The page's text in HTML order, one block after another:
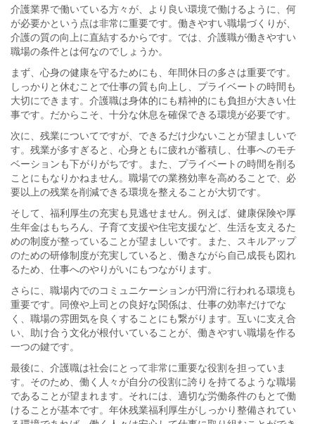
介護業界で働いている方々が、より良い環境で働けるように、何
が必要かという点は非常に重要です。働きやすい職場づくりが、
介護の質の向上に直結するからです。では、介護職が働きやすい
職場の条件とは何なのでしょうか。
まず、心身の健康を守るためにも、年間休日の多さは重要です。
しっかりと休むことで仕事の質も向上し、プライベートの時間も
大切にできます。介護職は身体的にも精神的にも負担が大きい仕
事です。だからこそ、十分な休息を確保できる環境が必要です。
次に、残業についてですが、できるだけ少ないことが望ましいで
す。残業が多すぎると、心身ともに疲れが蓄積し、仕事へのモチ
ベーションも下がりがちです。また、プライベートの時間を削る
ことにもなりかねません。職場での業務効率を高めることで、必
要以上の残業を削減できる環境を整えることが大切です。
そして、福利厚生の充実も見逃せません。例えば、健康保険や厚
生年金はもちろん、子育て支援や住宅支援など、生活を支えるた
めの制度が整っていることが望ましいです。また、スキルアップ
のための研修制度が充実していると、働きながら自己成長も図れ
るため、仕事へのやりがいにもつながります。
さらに、職場内でのコミュニケーションが円滑に行われる環境も
重要です。同僚や上司との良好な関係は、仕事の効率だけでな
く、職場の雰囲気を良くすることにも繋がります。互いに支え合
い、助け合う文化が根付いていることが、働きやすい職場を作る
一つの鍵です。
最後に、介護職は社会にとって非常に重要な役割を担っていま
す。そのため、働く人々が自分の役割に誇りを持てるような職場
であることが望まれます。それには、適切な労働条件のもとで働
けることが基本です。年休残業福利厚生がしっかり整備されてい